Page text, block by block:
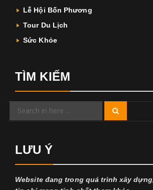
Lễ Hội Bốn Phương
Tour Du Lịch
Sức Khỏe
TÌM KIẾM
Search
LƯU Ý
Website đang trong quá trình xây